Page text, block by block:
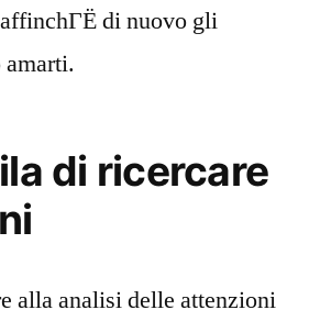
di nuovo gli
amarti.
di ricercare
alla analisi delle attenzioni